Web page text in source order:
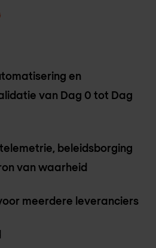
en
van Dag 0 tot Dag
beleidsborging
van waarheid
meerdere leveranciers